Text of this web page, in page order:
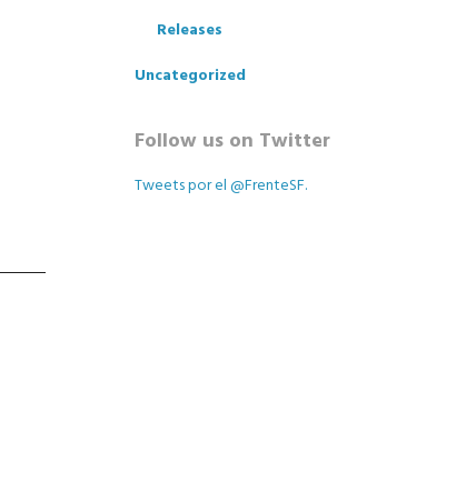
Releases
Uncategorized
Follow us on Twitter
Tweets por el @FrenteSF.